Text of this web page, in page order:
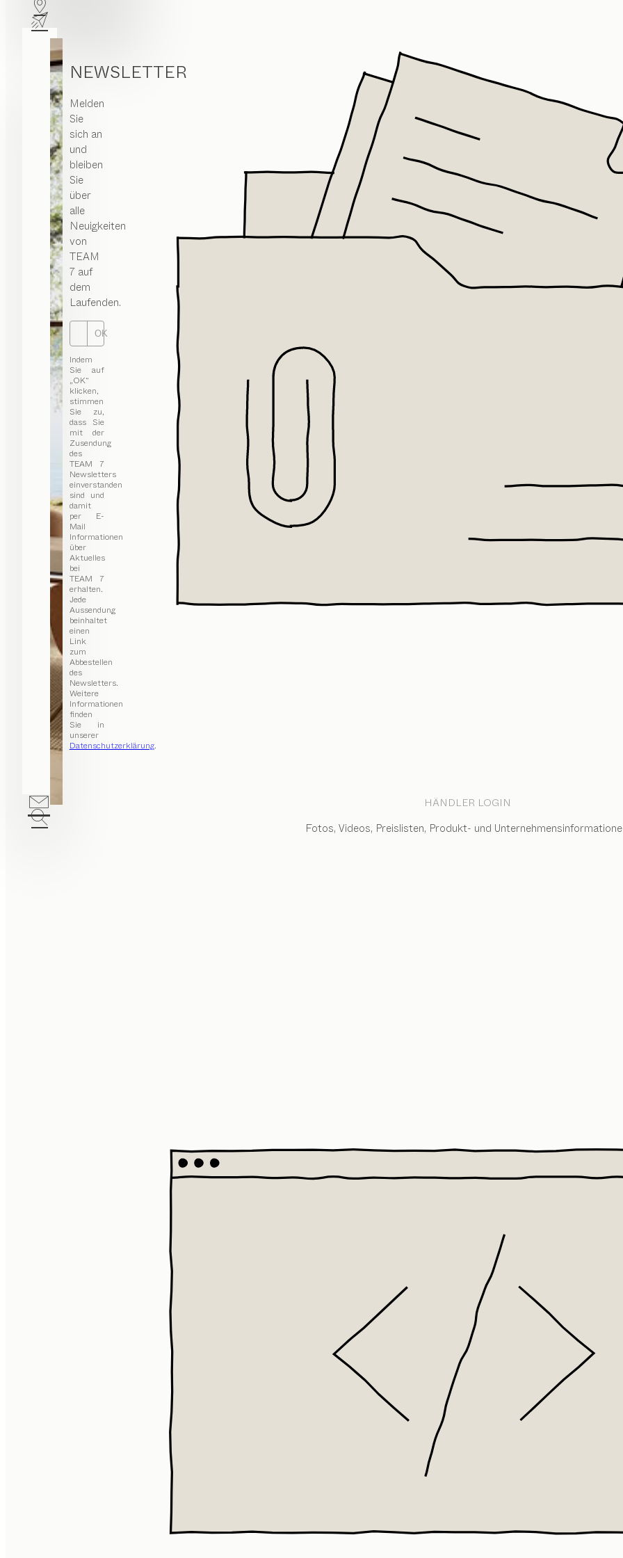
NEWSLETTER
Melden
Sie
sich an
und
bleiben
Sie
über
alle
Neuigkeiten
von
TEAM
7 auf
dem
Laufenden.
OK
Indem
Sie auf
„OK“
klicken,
stimmen
Sie zu,
dass Sie
mit der
Zusendung
des
TEAM 7
Newsletters
einverstanden
sind und
damit
per E-
Mail
Informationen
über
Aktuelles
bei
TEAM 7
erhalten.
Jede
Aussendung
beinhaltet
einen
Link
zum
Abbestellen
des
Newsletters.
Weitere
Informationen
finden
Sie in
unserer
Datenschutzerklärung.
HÄNDLER LOGIN
Fotos, Videos, Preislisten, Produkt- und